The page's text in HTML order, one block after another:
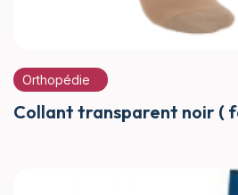
Orthopédie
Collant transparent noir (